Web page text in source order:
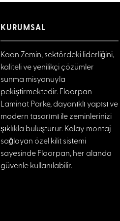
KURUMSAL
Kaan Zemin, sektördeki liderliğini,
kaliteli ve yenilikçi çözümler
sunma misyonuyla
pekiştirmektedir. Floorpan
Laminat Parke, dayanıklı yapısı ve
modern tasarımı ile zeminlerinizi
şıklıkla buluşturur. Kolay montaj
sağlayan özel kilit sistemi
sayesinde Floorpan, her alanda
güvenle kullanılabilir.